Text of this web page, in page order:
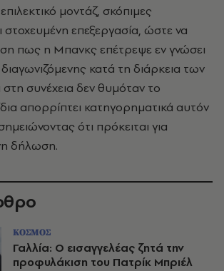
μοντάζ, σκόπιμες
στοχευμένη επεξεργασία, ώστε να
πως η Μπανκς επέτρεψε εν γνώσει
κατά τη διάρκεια των
συνέχεια δεν θυμόταν το
απορρίπτει κατηγορηματικά αυτόν
ότι πρόκειται για
δήλωση.
ΚΟΣΜΟΣ
Γαλλία: Ο εισαγγελέας ζητά την
προφυλάκιση του Πατρίκ Μπριέλ